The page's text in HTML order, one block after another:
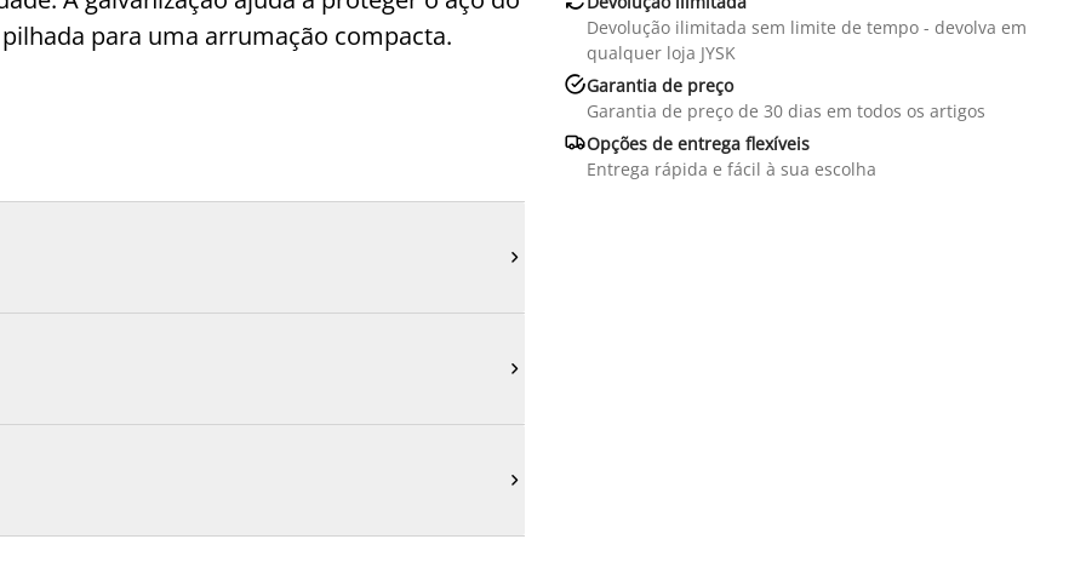
para uma arrumação compacta.



Devolução ilimitada sem limite de tempo - devolva em
qualquer loja JYSK
Garantia de preço
Garantia de preço de 30 dias em todos os artigos
Opções de entrega flexíveis
Entrega rápida e fácil à sua escolha